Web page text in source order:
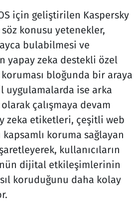
için geliştirilen Kaspersky
konusu yetenekler,
bulabilmesi ve
yapay zeka destekli özel
koruması bloğunda bir araya
ise arka
çalışmaya devam
zeka etiketleri, çeşitli web
koruma sağlayan
kullanıcıların
dijital etkileşimlerinin
koruduğunu daha kolay